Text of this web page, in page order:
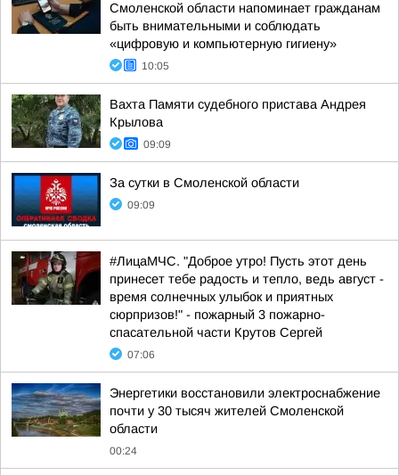
Смоленской области напоминает гражданам
быть внимательными и соблюдать
«цифровую и компьютерную гигиену»
10:05
Вахта Памяти судебного пристава Андрея
Крылова
09:09
За сутки в Смоленской области
09:09
#ЛицаМЧС. "Доброе утро! Пусть этот день
принесет тебе радость и тепло, ведь август -
время солнечных улыбок и приятных
сюрпризов!" - пожарный 3 пожарно-
спасательной части Крутов Сергей
07:06
Энергетики восстановили электроснабжение
почти у 30 тысяч жителей Смоленской
области
00:24